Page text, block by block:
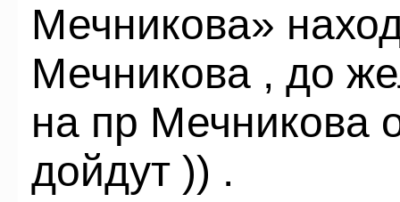
Мечникова»
Мечникова , до
на пр Мечникова
дойдут )) .